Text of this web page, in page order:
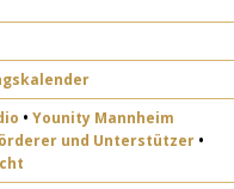
• Younity Mannheim
und Unterstützer •